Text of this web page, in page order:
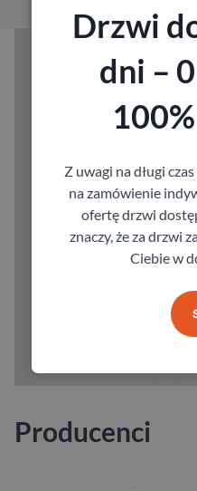
Producenci
Drzwi
dni –
Z uwagi na długi
na zamówienie
ofertę drzwi
znaczy, że za drzwi
Ciebie w